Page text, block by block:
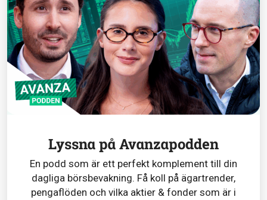
Lyssna på Avanzapodden
En podd som är ett perfekt komplement till din
dagliga börsbevakning. Få koll på ägartrender,
pengaflöden och vilka aktier & fonder som är i